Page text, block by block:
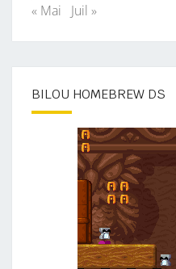
« Mai
Juil »
BILOU HOMEBREW DS